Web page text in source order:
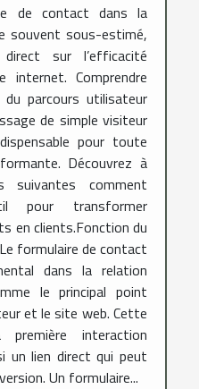
de contact dans la
souvent sous-estimé,
sur l’efficacité
internet. Comprendre
parcours utilisateur
de simple visiteur
pour toute
Découvrez à
suivantes comment
pour transformer
en clients.Fonction du
formulaire de contact
dans la relation
le principal point
et le site web. Cette
interaction
un lien direct qui peut
Un formulaire...